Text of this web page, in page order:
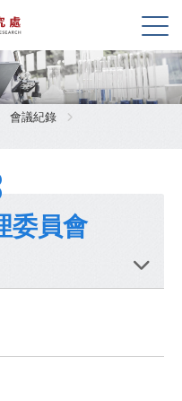
展
開
選
單
會議紀錄
委員會